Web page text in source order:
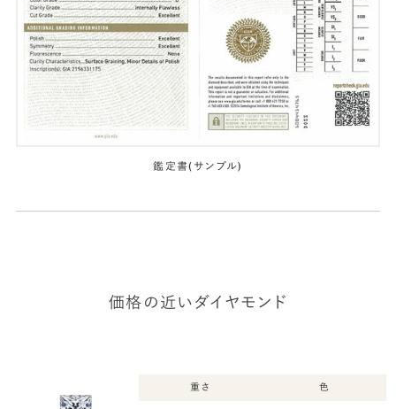
鑑定書(サンプル)
価格の近いダイヤモンド
重さ 色